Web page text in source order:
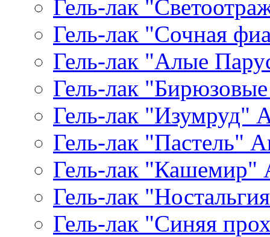
Гель-лак
Гель-лак "Сочная
Гель-лак "Алые
Гель-лак
Гель-лак "Изумруд"
Гель-лак "Пастель"
Гель-лак "Кашемир"
Гель-лак
Гель-лак "Синяя